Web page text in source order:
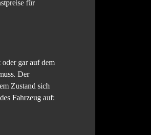
für
gar auf dem
Der
Zustand sich
Fahrzeug auf: